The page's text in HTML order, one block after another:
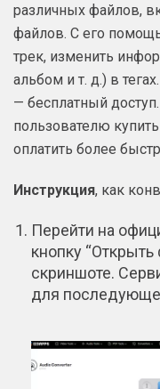
различных файлов,
файлов. С его
трек, изменить
альбом и т. д.) в
— бесплатный
пользователю
оплатить более
Инструкция, как
Перейти на
кнопку “Открыть
скриншоте.
для